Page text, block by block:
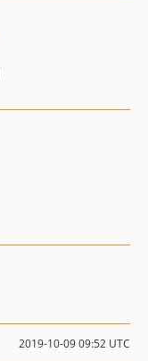
2019-10-09 09:52 UTC